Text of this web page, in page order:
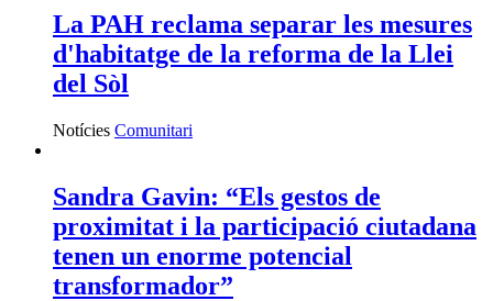
La PAH reclama separar les mesures
d'habitatge de la reforma de la Llei
del Sòl
Notícies Comunitari
Sandra Gavin: “Els gestos de
proximitat i la participació ciutadana
tenen un enorme potencial
transformador”